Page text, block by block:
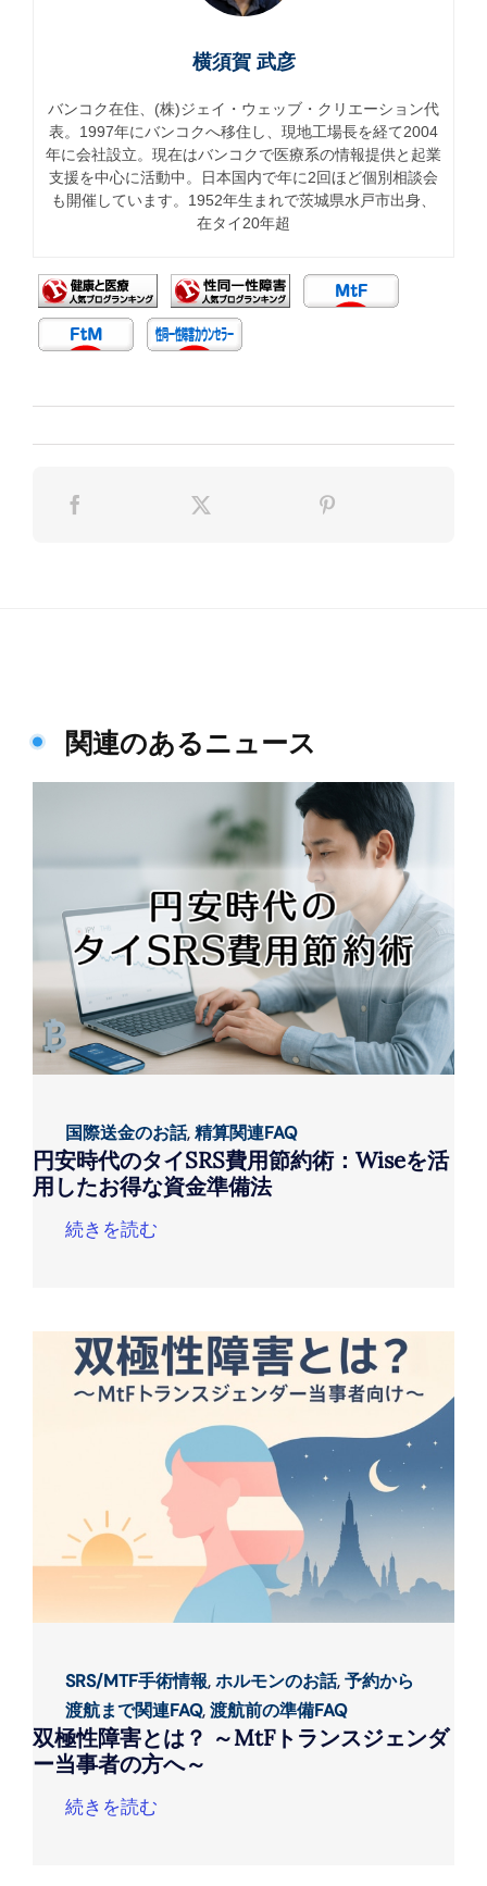
横須賀 武彦
バンコク在住、(株)ジェイ・ウェッブ・クリエーション代
表。1997年にバンコクへ移住し、現地工場長を経て2004
年に会社設立。現在はバンコクで医療系の情報提供と起業
支援を中心に活動中。日本国内で年に2回ほど個別相談会
も開催しています。1952年生まれで茨城県水戸市出身、
在タイ20年超
関連のあるニュース
国際送金のお話,精算関連FAQ
円安時代のタイSRS費用節約術：Wiseを活
用したお得な資金準備法
続きを読む
SRS/MTF手術情報,ホルモンのお話,予約から
渡航まで関連FAQ,渡航前の準備FAQ
双極性障害とは？ ～MtFトランスジェンダ
ー当事者の方へ～
続きを読む